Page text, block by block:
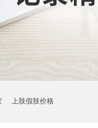
上肢假肢价格